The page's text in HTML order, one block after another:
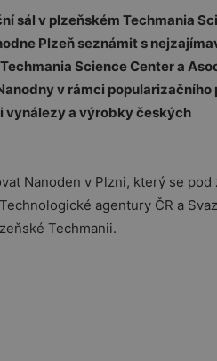
sál v plzeňském Techmania
Plzeň seznámit s
Science Center a
v rámci popularizačního
vynálezy a výrobky českých
Nanoden v Plzni, který se pod
agentury ČR a
Techmanii.